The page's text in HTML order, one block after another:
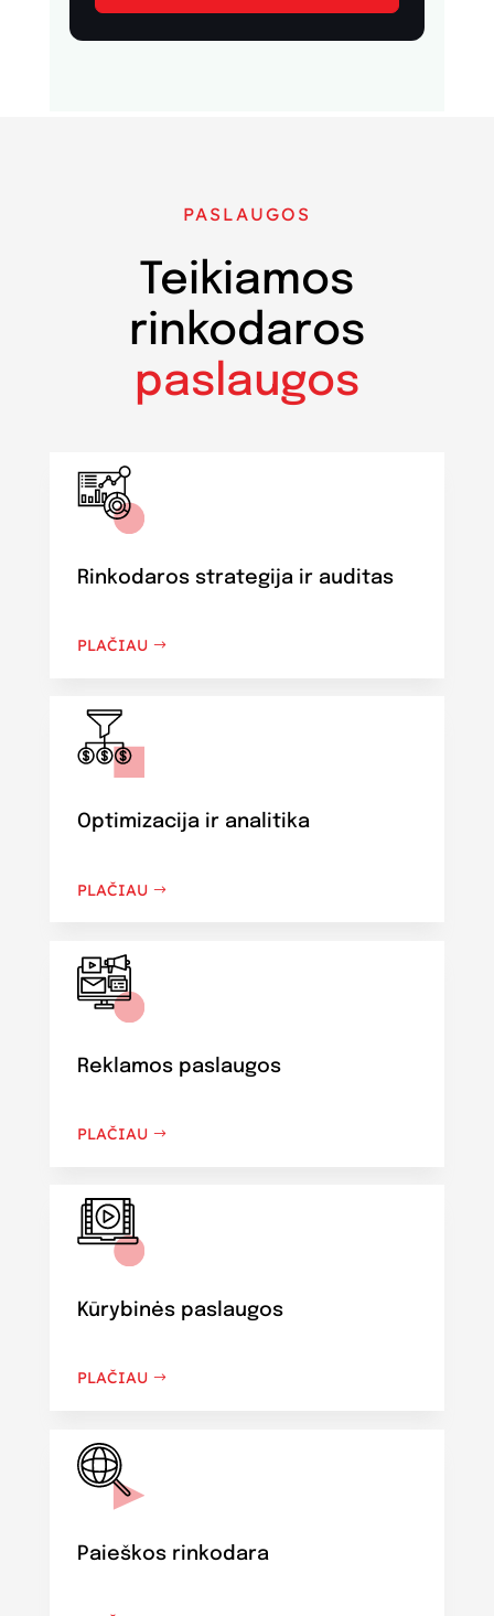
PASLAUGOS
Teikiamos
rinkodaros
paslaugos
Rinkodaros strategija ir auditas
PLAČIAU
Optimizacija ir analitika
PLAČIAU
Reklamos paslaugos
PLAČIAU
Kūrybinės paslaugos
PLAČIAU
Paieškos rinkodara